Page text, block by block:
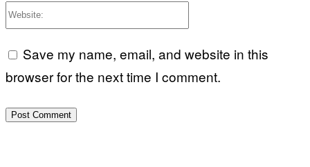
Save my name, email, and website in this
browser for the next time I comment.